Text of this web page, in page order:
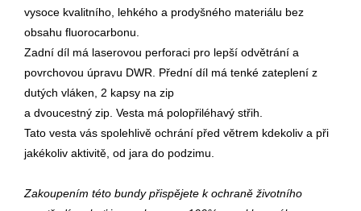
vysoce kvalitního, lehkého a prodyšného materiálu bez
obsahu fluorocarbonu.
Zadní díl má laserovou perforaci pro lepší odvětrání a
povrchovou úpravu DWR. Přední díl má tenké zateplení z
dutých vláken, 2 kapsy na zip
a dvoucestný zip. Vesta má polopřiléhavý střih.
Tato vesta vás spolehlivě ochrání před větrem kdekoliv a při
jakékoliv aktivitě, od jara do podzimu.
Zakoupením této bundy přispějete k ochraně životního